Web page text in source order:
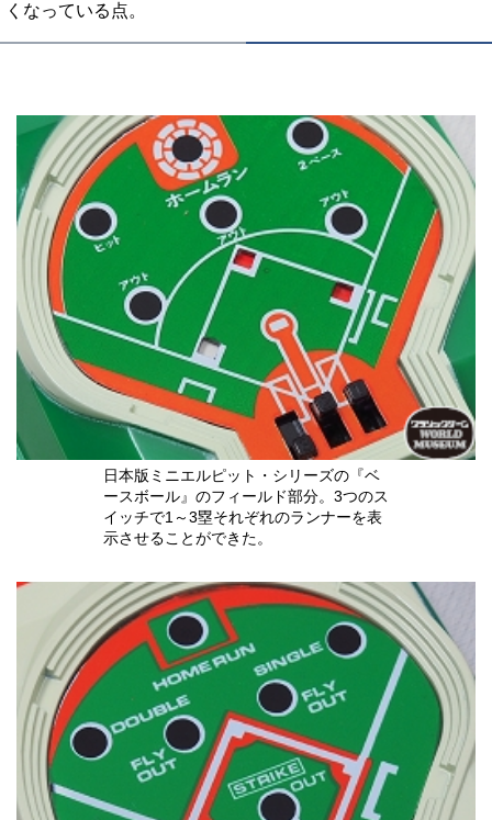
くなっている点。
日本版ミニエルピット・シリーズの『ベ
ースボール』のフィールド部分。3つのス
イッチで1～3塁それぞれのランナーを表
示させることができた。